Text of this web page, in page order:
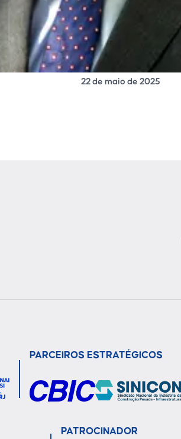
22 de maio de 2025
PARCEIROS ESTRATÉGICOS
PATROCINADOR